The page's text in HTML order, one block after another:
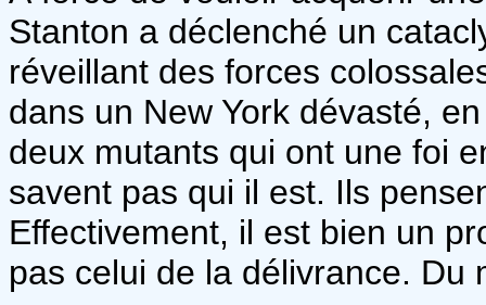
Stanton a déclenché un
réveillant des forces
dans un New York dévasté,
deux mutants qui ont une foi
savent pas qui il est. Ils
Effectivement, il est bien un
pas celui de la délivrance. Du